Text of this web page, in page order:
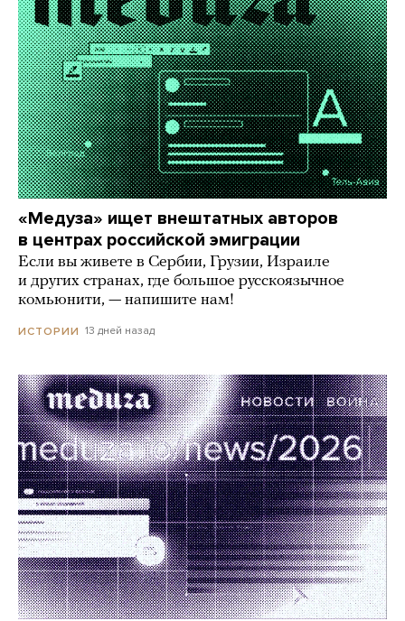
«Медуза» ищет внештатных авторов
в центрах российской эмиграции
Если вы живете в Сербии, Грузии, Израиле
и других странах, где большое русскоязычное
комьюнити, — напишите нам!
ИСТОРИИ 13 дней назад